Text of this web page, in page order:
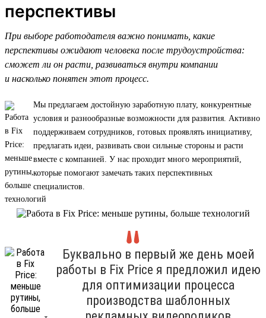
перспективы
При выборе работодателя важно понимать, какие
перспективы ожидают человека после трудоустройства:
сможет ли он расти, развиваться внутри компании
и насколько понятен этот процесс.
Мы предлагаем достойную заработную плату, конкурентные
условия и разнообразные возможности для развития. Активно
поддерживаем сотрудников, готовых проявлять инициативу,
предлагать идеи, развивать свои сильные стороны и расти
вместе с компанией. У нас проходит много мероприятий,
которые помогают замечать таких перспективных
специалистов.
Буквально в первый же день моей
работы в Fix Price я предложил идею
для оптимизации процесса
производства шаблонных